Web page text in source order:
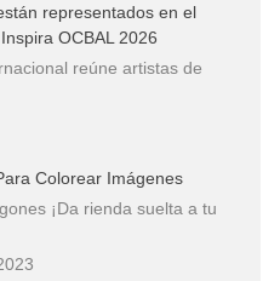
representados en el
OCBAL 2026
reúne artistas de
Colorear Imágenes
¡Da rienda suelta a tu